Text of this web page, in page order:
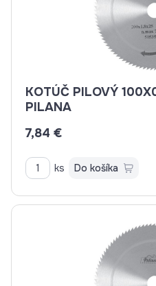
KOTÚČ PILOVÝ
PILANA
7,84 €
ks Do košíka